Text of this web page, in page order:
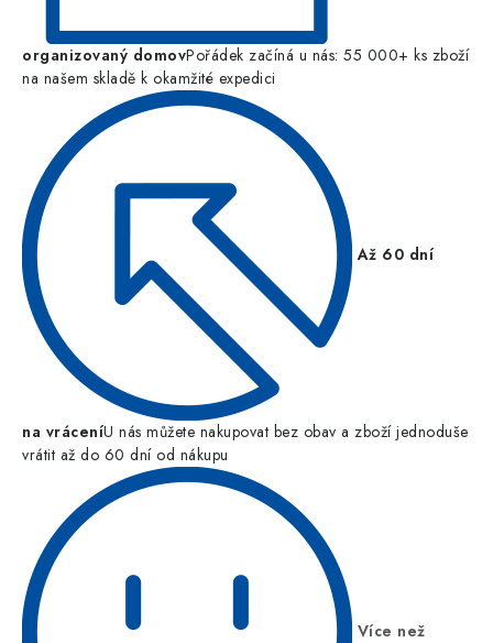
organizovaný domovPořádek začíná u nás: 55 000+ ks zboží
na našem skladě k okamžité expedici
Až 60 dní
na vráceníU nás můžete nakupovat bez obav a zboží jednoduše
vrátit až do 60 dní od nákupu
Více než